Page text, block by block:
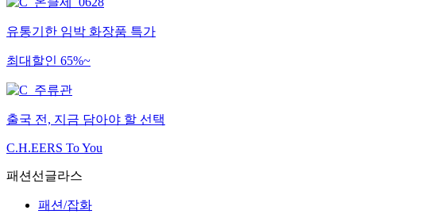
유통기한 임박 화장품 특가
최대할인 65%~
출국 전, 지금 담아야 할 선택
C.H.EERS To You
패션선글라스
패션/잡화